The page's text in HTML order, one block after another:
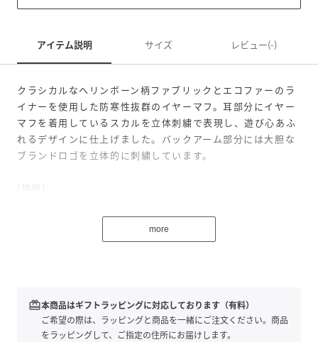
アイテム説明 サイズ レビュー(-)
クラシカルなヘリンボーン柄ファブリックとエコファーのラ
イナーを使用した防寒性抜群のイヤーマフ。耳部分にイヤー
マフを着用しているスカルを立体刺繍で表現し、遊び心あふ
れるデザインに仕上げました。バックアーム部分には大胆な
ブランドロゴを立体的に刺繍しています。
[特徴]
用。あえて不均一な太さに仕上げたリング糸を混ぜること
で、ツイード調のヘリンボーン柄に仕上げています。バック
素材・原産国
[素材]
more
redeem本商品はギフトラッピングに対応しております（有料）
ご希望の際は、ラッピングと商品を一緒にご注文ください。商品
をラッピングして、ご指定の住所にお届けします。